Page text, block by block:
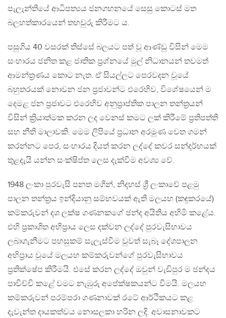
පැලැන්තියේ ආධිපත්‍යය ජනගහනයේ සෙසු කොටස් මත
බලහත්කාරයෙන් තහවුරු කිරීමට ය.
පසුගිය 40 වසරක් තිස්සේ බලයට පත් වූ ආණ්ඩු විසින් මෙම
සංහාරය ජනිත කළ ජාතික ප්‍රශ්නයේ මුල් නිධානයන් තවමත්
ආමන්ත්‍රණය කොට නැත. ඒ සියල්ලට පෙරවදන වූයේ
බහුතරයක් නොවන ජන ප්‍රජාවන්ට එරෙහිව, විශේෂයෙන් ම
දෙමළ ජන ප්‍රජාවට එරෙහිව අනුප්‍රාප්තික පාලන තන්ත්‍රයන්
විසින් ක්‍රියාත්මක කරන ලද වෙනස් කමට ලක් කිරීමේ ප්‍රතිපත්ති
සහ නීති මාලාවකි. මෙම ලිපියේ ප්‍රධාන අරමුණ වෙත ගමන්
කරන්නට පෙර, සංහාරය දියත් කරන ලද්දේ කවර සන්දර්භයක්
තුළදැයි යන්න සංක්ෂිප්ත ලෙස දැක්වීම අවශ්‍ය වේ.
1948 ලංකා පුරවැසි පනත මගින්, නිදහස් ශ්‍රී ලංකාවේ පළමු
පාලන තන්ත්‍රය ඉන්දියානු සම්භවයක් ඇති මලයහ (කඳුකරයේ)
කම්කරුවන් දශ ලක්ෂ ගණනකගේ ඡන්ද අයිතිය අහිමි කළේය.
එහි ප්‍රකාශිත අභිප්‍රාය ලෙස දක්වන ලද්දේ පුරවැසිභාවය
ලබාගැනීමට පහසුකම් සැලැස්වීම වුවත් සැබෑ දේශපාලන
අභිප්‍රාය වූයේ මලයහ කම්කරුවන්ගේ පුරවැසිභාවය
ප්‍රතික්ෂේප කිරීමයි. එසේ කරන ලද්දේ ඔවුන් වැඩිපුර ම ඡන්දය
පාවිච්චි කළේ වමට නැඹුරු අපේක්ෂකයන්ට වීමයි. මලයහ
කම්කරුවන් පරම්පරා ගණනාවක් රටේ ආර්ථිකයට කළ
දැවැන්ත දායකත්වය නොසලකා හරින ලදි. අවාසනාවකට